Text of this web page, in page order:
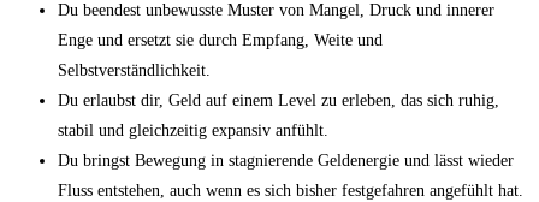
Du beendest unbewusste Muster von Mangel, Druck und innerer
Enge und ersetzt sie durch Empfang, Weite und
Selbstverständlichkeit.
Du erlaubst dir, Geld auf einem Level zu erleben, das sich ruhig,
stabil und gleichzeitig expansiv anfühlt.
Du bringst Bewegung in stagnierende Geldenergie und lässt wieder
Fluss entstehen, auch wenn es sich bisher festgefahren angefühlt hat.